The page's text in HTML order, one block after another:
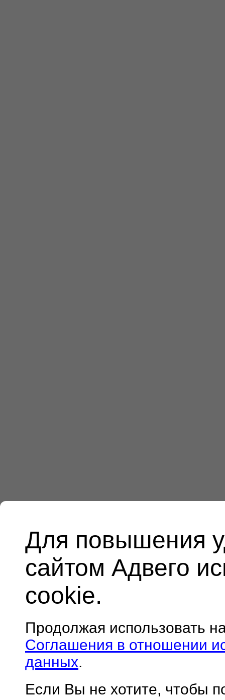
Для повышения
сайтом Адвего
cookie.
Продолжая использовать
Соглашения в отношении
данных.
Если Вы не хотите, чтобы